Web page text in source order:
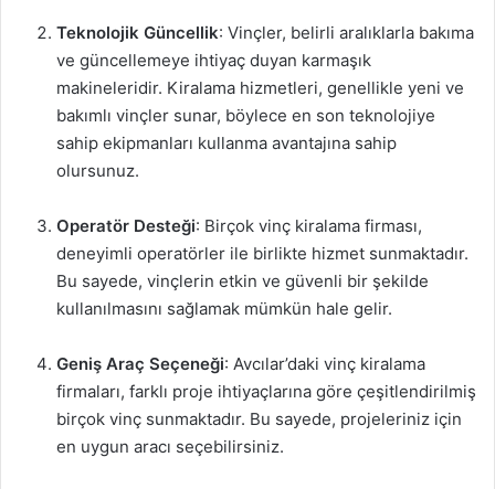
Teknolojik Güncellik: Vinçler, belirli aralıklarla bakıma
ve güncellemeye ihtiyaç duyan karmaşık
makineleridir. Kiralama hizmetleri, genellikle yeni ve
bakımlı vinçler sunar, böylece en son teknolojiye
sahip ekipmanları kullanma avantajına sahip
olursunuz.
Operatör Desteği: Birçok vinç kiralama firması,
deneyimli operatörler ile birlikte hizmet sunmaktadır.
Bu sayede, vinçlerin etkin ve güvenli bir şekilde
kullanılmasını sağlamak mümkün hale gelir.
Geniş Araç Seçeneği: Avcılar’daki vinç kiralama
firmaları, farklı proje ihtiyaçlarına göre çeşitlendirilmiş
birçok vinç sunmaktadır. Bu sayede, projeleriniz için
en uygun aracı seçebilirsiniz.